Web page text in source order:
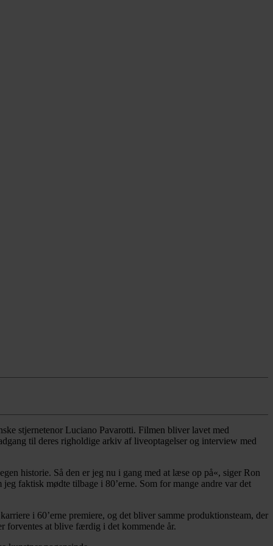
stjernetenor Luciano Pavarotti. Filmen bliver lavet med
til deres righoldige arkiv af liveoptagelser og interview med
historie. Så den er jeg nu i gang med at læse op på«, siger Ron
faktisk mødte tilbage i 80’erne. Som for mange andre var det
i 60’erne premiere, og det bliver samme produktionsteam, der
forventes at blive færdig i det kommende år.